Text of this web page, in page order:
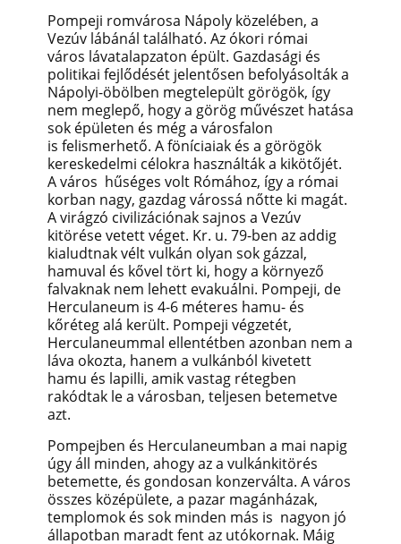
Pompeji romvárosa Nápoly közelében, a
Vezúv lábánál található. Az ókori római
város lávatalapzaton épült. Gazdasági és
politikai fejlődését jelentősen befolyásolták a
Nápolyi-öbölben megtelepült görögök, így
nem meglepő, hogy a görög művészet hatása
sok épületen és még a városfalon
is felismerhető. A föníciaiak és a görögök
kereskedelmi célokra használták a kikötőjét.
A város hűséges volt Rómához, így a római
korban nagy, gazdag várossá nőtte ki magát.
A virágzó civilizációnak sajnos a Vezúv
kitörése vetett véget. Kr. u. 79-ben az addig
kialudtnak vélt vulkán olyan sok gázzal,
hamuval és kővel tört ki, hogy a környező
falvaknak nem lehett evakuálni. Pompeji, de
Herculaneum is 4-6 méteres hamu- és
kőréteg alá került. Pompeji végzetét,
Herculaneummal ellentétben azonban nem a
láva okozta, hanem a vulkánból kivetett
hamu és lapilli, amik vastag rétegben
rakódtak le a városban, teljesen betemetve
azt.
Pompejben és Herculaneumban a mai napig
úgy áll minden, ahogy az a vulkánkitörés
betemette, és gondosan konzerválta. A város
összes középülete, a pazar magánházak,
templomok és sok minden más is nagyon jó
állapotban maradt fent az utókornak. Máig